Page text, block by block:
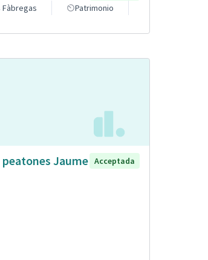
Fàbregas
Patrimonio
peatones Jaume Acceptada